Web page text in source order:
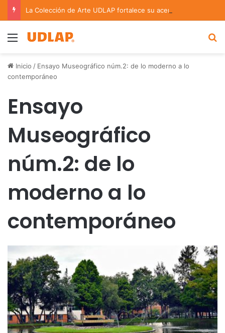
Menu
Inicio / Ensayo Museográfico núm.2: de lo moderno a lo
contemporáneo
Ensayo
Museográfico
núm.2: de lo
moderno a lo
contemporáneo